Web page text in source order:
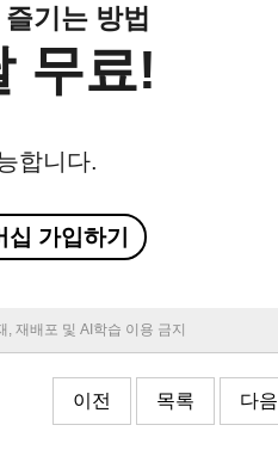
기는 방법
무료!
합니다.
가입하기
재배포 및 AI학습 이용 금지
이전 목록 다음